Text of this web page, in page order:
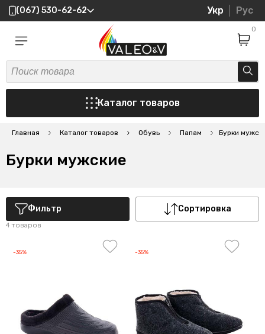
(067) 530-62-62 Укр Рус
0
Каталог товаров
Главная Каталог товаров Обувь Папам Бурки
Бурки мужские
Фильтр Сортировка
4 товаров
-35% -35%